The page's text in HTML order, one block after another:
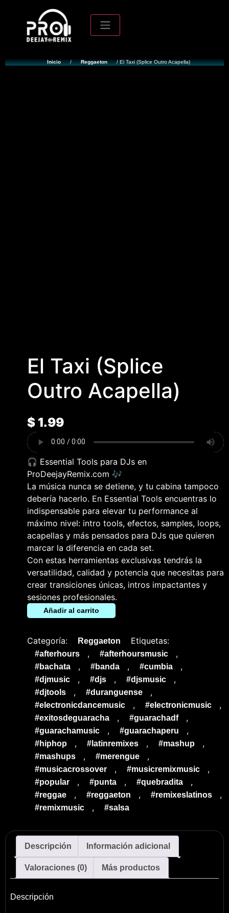
Inicio / Reggaeton / El Taxi (Splice Outro Acapella)
El Taxi (Splice
Outro Acapella)
$1.99
🎧 Essential Tools para DJs en
ProDeejayRemix.com 🎶
La música nunca se detiene, y tu cabina tampoco
debería hacerlo. En Essential Tools encuentras lo
indispensable para elevar tu performance al
máximo nivel: intro tools, efectos, samples, loops,
acapellas y más pensados para DJs que quieren
marcar la diferencia en cada set.
Con estas herramientas exclusivas tendrás la
versatilidad, calidad y potencia que necesitas para
crear transiciones únicas, intros impactantes y
sesiones profesionales.
Añadir al carrito
Categoría: Reggaeton Etiquetas:
#afterhours , #afterhoursmusic ,
#bachata , #banda , #cumbia ,
#djmusic , #djs , #djsmusic ,
#djtools , #duranguense ,
#electronicdancemusic , #electronicmusic ,
#exitosdeguaracha , #guarachadf ,
#guarachamusic , #guarachaperu ,
#hiphop , #latinremixes , #mashup ,
#mashups , #merengue ,
#musicacrossover , #musicremixmusic ,
#popular , #punta , #quebradita ,
#reggae , #reggaeton , #remixeslatinos ,
#remixmusic , #salsa
Descripción Información adicional
Valoraciones (0) Más productos
Descripción